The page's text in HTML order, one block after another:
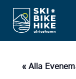
content
« Alla